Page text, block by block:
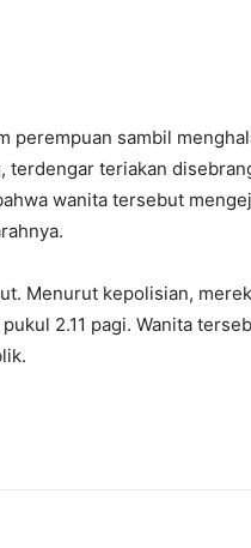
perempuan sambil
teriakan
wanita tersebut
Menurut kepolisian,
2.11 pagi. Wanita